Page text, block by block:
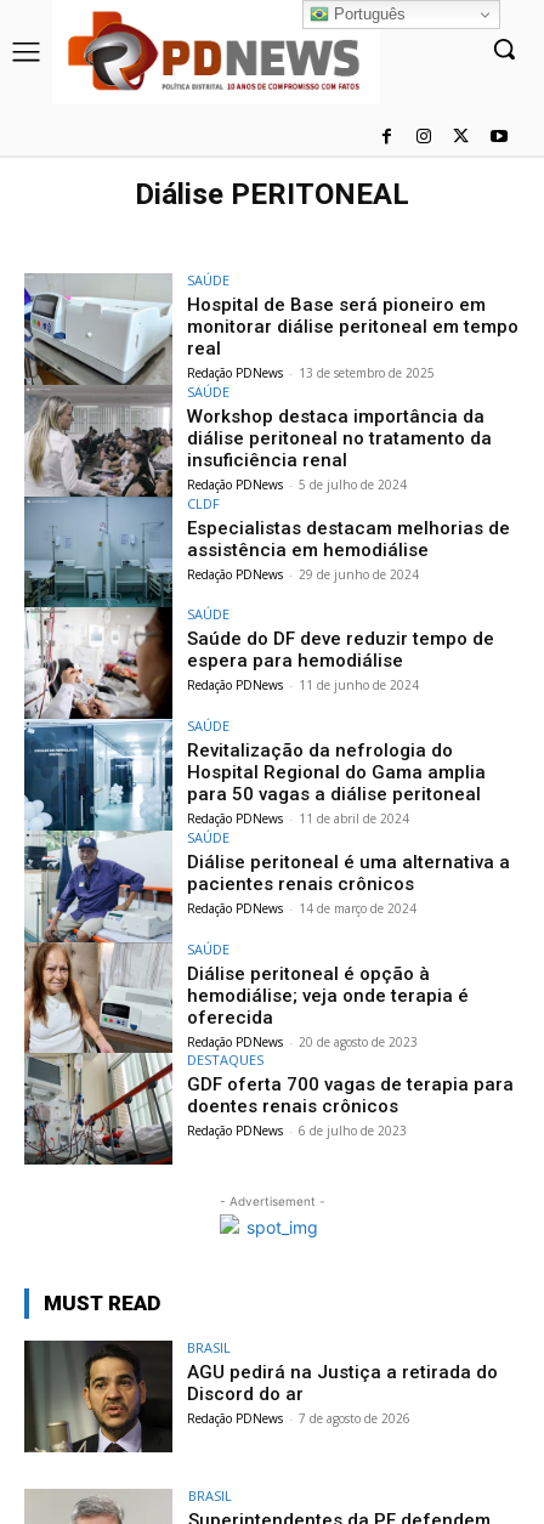
Diálise PERITONEAL
SAÚDE
Hospital de Base será pioneiro em
monitorar diálise peritoneal em tempo
real
Redação PDNews - 13 de setembro de 2025
SAÚDE
Workshop destaca importância da
diálise peritoneal no tratamento da
insuficiência renal
Redação PDNews - 5 de julho de 2024
CLDF
Especialistas destacam melhorias de
assistência em hemodiálise
Redação PDNews - 29 de junho de 2024
SAÚDE
Saúde do DF deve reduzir tempo de
espera para hemodiálise
Redação PDNews - 11 de junho de 2024
SAÚDE
Revitalização da nefrologia do
Hospital Regional do Gama amplia
para 50 vagas a diálise peritoneal
Redação PDNews - 11 de abril de 2024
SAÚDE
Diálise peritoneal é uma alternativa a
pacientes renais crônicos
Redação PDNews - 14 de março de 2024
SAÚDE
Diálise peritoneal é opção à
hemodiálise; veja onde terapia é
oferecida
Redação PDNews - 20 de agosto de 2023
DESTAQUES
GDF oferta 700 vagas de terapia para
doentes renais crônicos
Redação PDNews - 6 de julho de 2023
- Advertisement -
MUST READ
BRASIL
AGU pedirá na Justiça a retirada do
Discord do ar
Redação PDNews - 7 de agosto de 2026
BRASIL
Português